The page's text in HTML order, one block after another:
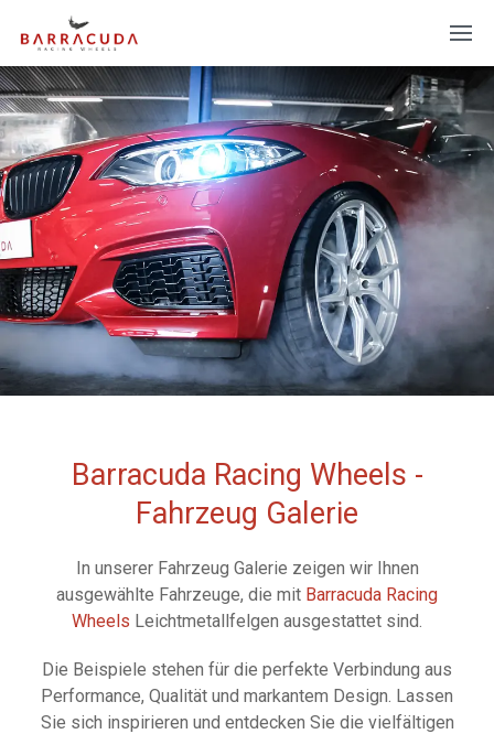
Barracuda Racing Wheels -
Fahrzeug Galerie
In unserer Fahrzeug Galerie zeigen wir Ihnen
ausgewählte Fahrzeuge, die mit Barracuda Racing
Wheels Leichtmetallfelgen ausgestattet sind.
Die Beispiele stehen für die perfekte Verbindung aus
Performance, Qualität und markantem Design. Lassen
Sie sich inspirieren und entdecken Sie die vielfältigen